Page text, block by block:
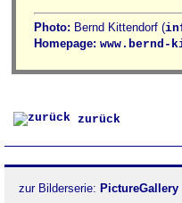
Photo: Bernd Kittendorf (
Homepage:
zurück
zur Bilderserie: PictureGallery